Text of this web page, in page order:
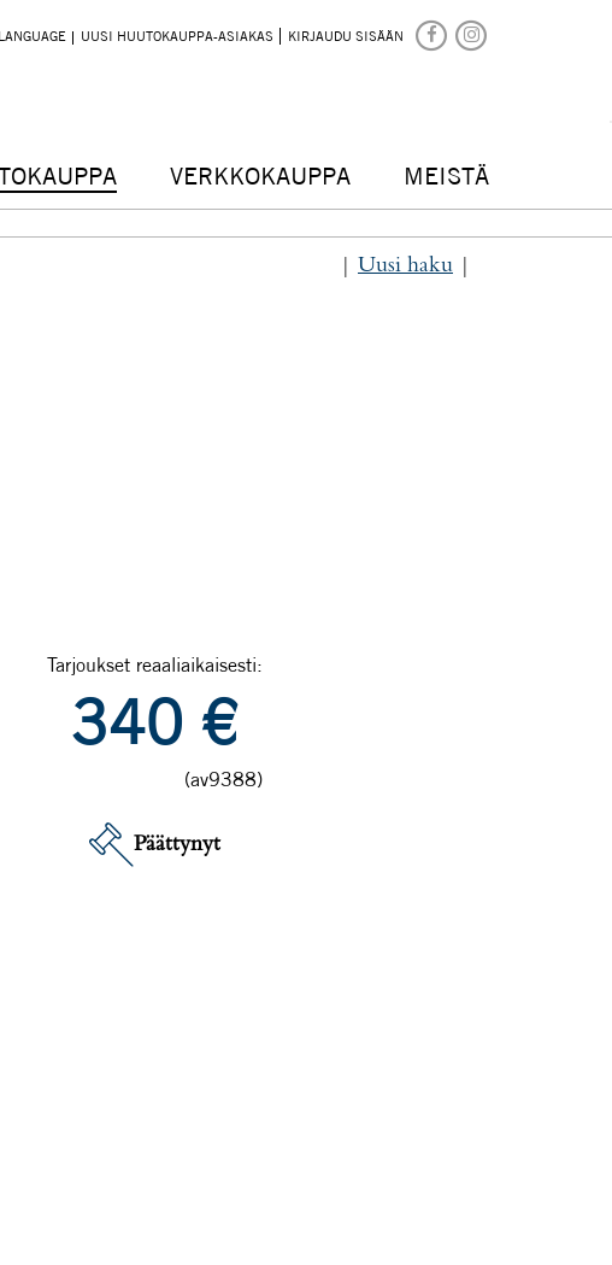
LANGUAGE UUSI HUUTOKAUPPA-ASIAKAS KIRJAUDU SISÄÄN
VERKKOKAUPPA MEISTÄ
Uusi haku
Tarjoukset reaaliaikaisesti:
340 €
(av9388)
Päättynyt